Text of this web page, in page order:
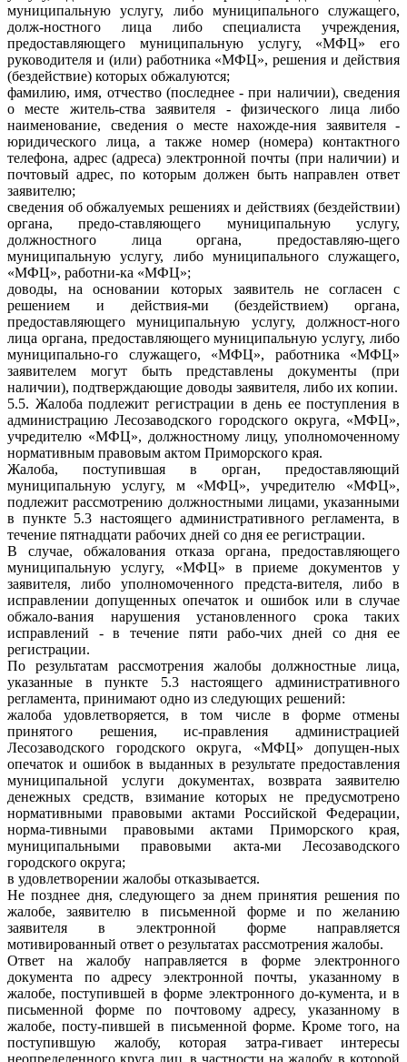
муниципальную услугу, либо муниципального служащего,
долж-ностного лица либо специалиста учреждения,
предоставляющего муниципальную услугу, «МФЦ» его
руководителя и (или) работника «МФЦ», решения и действия
(бездействие) которых обжалуются;
фамилию, имя, отчество (последнее - при наличии), сведения
о месте житель-ства заявителя - физического лица либо
наименование, сведения о месте нахожде-ния заявителя -
юридического лица, а также номер (номера) контактного
телефона, адрес (адреса) электронной почты (при наличии) и
почтовый адрес, по которым должен быть направлен ответ
заявителю;
сведения об обжалуемых решениях и действиях (бездействии)
органа, предо-ставляющего муниципальную услугу,
должностного лица органа, предоставляю-щего
муниципальную услугу, либо муниципального служащего,
«МФЦ», работни-ка «МФЦ»;
доводы, на основании которых заявитель не согласен с
решением и действия-ми (бездействием) органа,
предоставляющего муниципальную услугу, должност-ного
лица органа, предоставляющего муниципальную услугу, либо
муниципально-го служащего, «МФЦ», работника «МФЦ»
заявителем могут быть представлены документы (при
наличии), подтверждающие доводы заявителя, либо их копии.
5.5. Жалоба подлежит регистрации в день ее поступления в
администрацию Лесозаводского городского округа, «МФЦ»,
учредителю «МФЦ», должностному лицу, уполномоченному
нормативным правовым актом Приморского края.
Жалоба, поступившая в орган, предоставляющий
муниципальную услугу, м «МФЦ», учредителю «МФЦ»,
подлежит рассмотрению должностными лицами, указанными
в пункте 5.3 настоящего административного регламента, в
течение пятнадцати рабочих дней со дня ее регистрации.
В случае, обжалования отказа органа, предоставляющего
муниципальную услугу, «МФЦ» в приеме документов у
заявителя, либо уполномоченного предста-вителя, либо в
исправлении допущенных опечаток и ошибок или в случае
обжало-вания нарушения установленного срока таких
исправлений - в течение пяти рабо-чих дней со дня ее
регистрации.
По результатам рассмотрения жалобы должностные лица,
указанные в пункте 5.3 настоящего административного
регламента, принимают одно из следующих решений:
жалоба удовлетворяется, в том числе в форме отмены
принятого решения, ис-правления администрацией
Лесозаводского городского округа, «МФЦ» допущен-ных
опечаток и ошибок в выданных в результате предоставления
муниципальной услуги документах, возврата заявителю
денежных средств, взимание которых не предусмотрено
нормативными правовыми актами Российской Федерации,
норма-тивными правовыми актами Приморского края,
муниципальными правовыми акта-ми Лесозаводского
городского округа;
в удовлетворении жалобы отказывается.
Не позднее дня, следующего за днем принятия решения по
жалобе, заявителю в письменной форме и по желанию
заявителя в электронной форме направляется
мотивированный ответ о результатах рассмотрения жалобы.
Ответ на жалобу направляется в форме электронного
документа по адресу электронной почты, указанному в
жалобе, поступившей в форме электронного до-кумента, и в
письменной форме по почтовому адресу, указанному в
жалобе, посту-пившей в письменной форме. Кроме того, на
поступившую жалобу, которая затра-гивает интересы